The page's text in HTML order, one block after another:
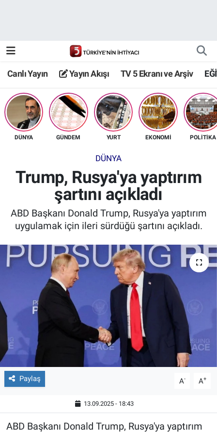
Canlı Yayın Yayın Akışı TV 5 Ekranı ve Arşiv
DÜNYA GÜNDEM YURT EKONOMİ POLİTİKA
DÜNYA
Trump, Rusya'ya yaptırım
şartını açıkladı
ABD Başkanı Donald Trump, Rusya'ya yaptırım
uygulamak için ileri sürdüğü şartını açıkladı.
Paylaş A- A+
13.09.2025 - 18:43
ABD Başkanı Donald Trump, Rusya'ya yaptırım
TV 5 Ekranı ve Arşiv